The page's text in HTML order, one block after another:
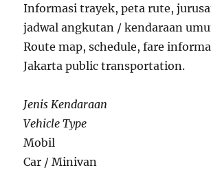
Informasi trayek, peta rute,
jadwal angkutan / kendaraan
Route map, schedule, fare
Jakarta public transportation.
Jenis Kendaraan
Vehicle Type
Mobil
Car / Minivan